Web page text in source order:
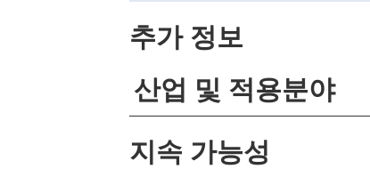
추가 정보
산업 및 적용분야
지속 가능성